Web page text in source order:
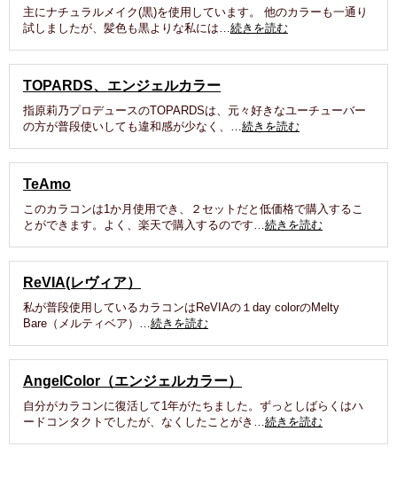
主にナチュラルメイク(黒)を使用しています。 他のカラーも一通り
試しましたが、髪色も黒よりな私には…続きを読む
TOPARDS、エンジェルカラー
指原莉乃プロデュースのTOPARDSは、元々好きなユーチューバー
の方が普段使いしても違和感が少なく、…続きを読む
TeAmo
このカラコンは1か月使用でき、２セットだと低価格で購入するこ
とができます。よく、楽天で購入するのです…続きを読む
ReVIA(レヴィア）
私が普段使用しているカラコンはReVIAの１day colorのMelty
Bare（メルティベア）…続きを読む
AngelColor（エンジェルカラー）
自分がカラコンに復活して1年がたちました。ずっとしばらくはハ
ードコンタクトでしたが、なくしたことがき…続きを読む